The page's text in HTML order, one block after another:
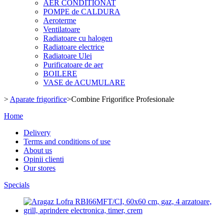
AER CONDITIONAT
POMPE de CALDURA
Aeroterme
Ventilatoare
Radiatoare cu halogen
Radiatoare electrice
Radiatoare Ulei
Purificatoare de aer
BOILERE
VASE de ACUMULARE
> Aparate frigorifice>Combine Frigorifice Profesionale
Home
Delivery
Terms and conditions of use
About us
Opinii clienti
Our stores
Specials